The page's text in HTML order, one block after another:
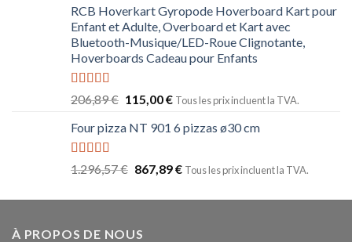
RCB Hoverkart Gyropode Hoverboard Kart pour
Enfant et Adulte, Overboard et Kart avec
Bluetooth-Musique/LED-Roue Clignotante,
Hoverboards Cadeau pour Enfants
Note5.00
sur 5
206,89€ 115,00€ Tous les prix incluent la TVA.
Four pizza NT 901 6 pizzas ø30 cm
Note5.00
1.296,57€ 867,89€ Tous les prix incluent la TVA.
À PROPOS DE NOUS